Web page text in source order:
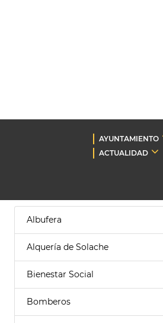
AYUNTAMIENTO
ACTUALIDAD
Albufera
Alquería de Solache
Bienestar Social
Bomberos